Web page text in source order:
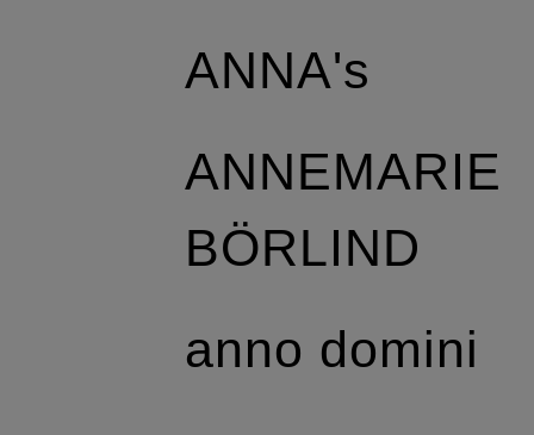
ANNA's
ANNEMARIE
BÖRLIND
anno domini